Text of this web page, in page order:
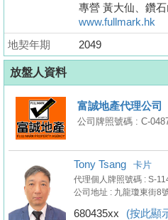
專營 黃大仙、鑽
www.fullmark.hk
地契年期
2049
放盤人資料
富誠地產代理公司
公司牌照號碼 : C-
Tony Tsang 卡片
代理個人牌照號碼 : S-
公司地址 : 九龍瓊東街8
680435xx (按此顯